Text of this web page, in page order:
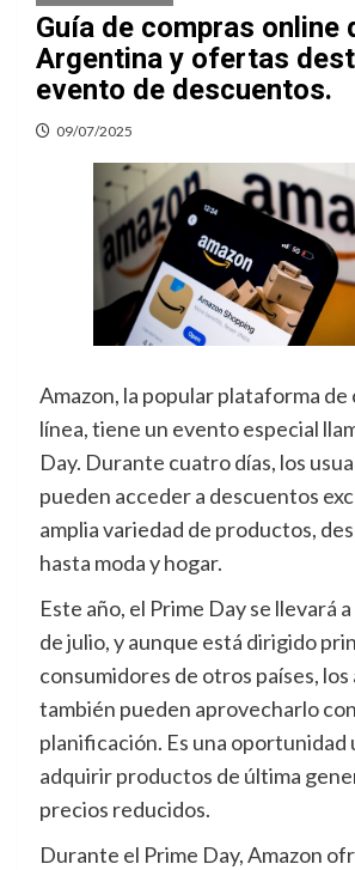
Guía de compras online
Argentina y ofertas
evento de descuentos.
09/07/2025
Amazon, la popular plataforma de
línea, tiene un evento especial
Day. Durante cuatro días, los
pueden acceder a descuentos
amplia variedad de productos,
hasta moda y hogar.
Este año, el Prime Day se llevará
de julio, y aunque está dirigido
consumidores de otros países,
también pueden aprovecharlo
planificación. Es una oportunidad
adquirir productos de última
precios reducidos.
Durante el Prime Day, Amazon